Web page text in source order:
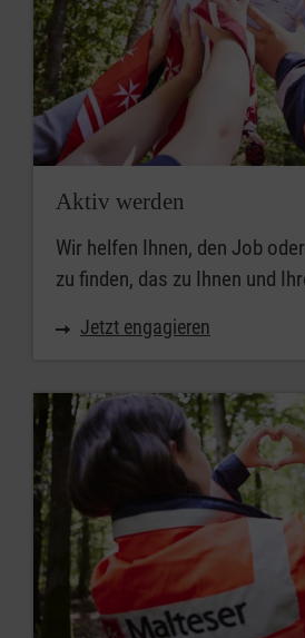
Aktiv werden
Wir helfen Ihnen, den Job
zu finden, das zu Ihnen und
Jetzt engagieren